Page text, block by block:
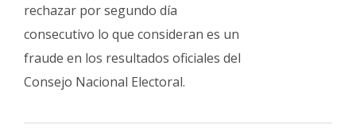
rechazar por segundo día
consecutivo lo que consideran es un
fraude en los resultados oficiales del
Consejo Nacional Electoral.